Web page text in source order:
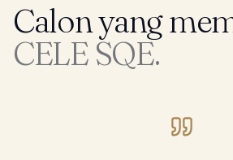
Calon yang
CELE SQE.